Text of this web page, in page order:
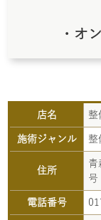
・オ
店名 整
施術ジャンル 整
住所
青
号
電話番号